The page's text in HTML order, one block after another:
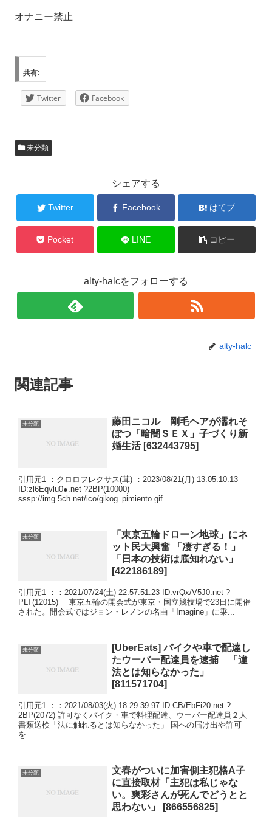
オナニー禁止
共有:
Twitter Facebook
未分類
シェアする
Twitter Facebook はてブ
Pocket LINE コピー
alty-halcをフォローする
alty-halc
関連記事
未分類
藤田ニコル 剛毛ヘアが濡れそ
ぼつ「暗闇ＳＥＸ」子づくり新
婚生活 [632443795]
引用元1 ：クロロフレクサス(茸) ：2023/08/21(月) 13:05:10.13
ID:zl6Eqvlu0●.net ?2BP(10000)
sssp://img.5ch.net/ico/gikog_pimiento.gif ...
未分類
「東京五輪ドローン地球」にネ
ット民大興奮 「凄すぎる！」
「日本の技術は底知れない」
[422186189]
引用元1 ：：2021/07/24(土) 22:57:51.23 ID:vrQx/V5J0.net ?
PLT(12015) 東京五輪の開会式が東京・国立競技場で23日に開催
された。開会式ではジョン・レノンの名曲「Imagine」に乗...
未分類
[UberEats] バイクや車で配達し
たウーバー配達員を逮捕 「違
法とは知らなかった」
[811571704]
引用元1 ：：2021/08/03(火) 18:29:39.97 ID:CB/EbFi20.net ?
2BP(2072) 許可なくバイク・車で料理配達、ウーバー配達員２人
書類送検「法に触れるとは知らなかった」 国への届け出や許可
を...
未分類
文春がついに加害側主犯格A子
に直接取材「主犯は私じゃな
い。爽彩さんが死んでどうとと
思わない」 [866556825]